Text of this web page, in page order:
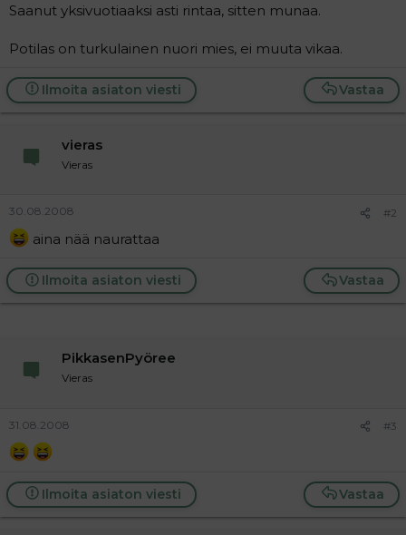
Saanut yksivuotiaaksi asti rintaa, sitten munaa.
Potilas on turkulainen nuori mies, ei muuta vikaa.
Vastaa
Ilmoita asiaton viesti
vieras
Vieras
30.08.2008 #2
aina nää naurattaa
Vastaa
Ilmoita asiaton viesti
PikkasenPyöree
Vieras
31.08.2008 #3
Vastaa
Ilmoita asiaton viesti